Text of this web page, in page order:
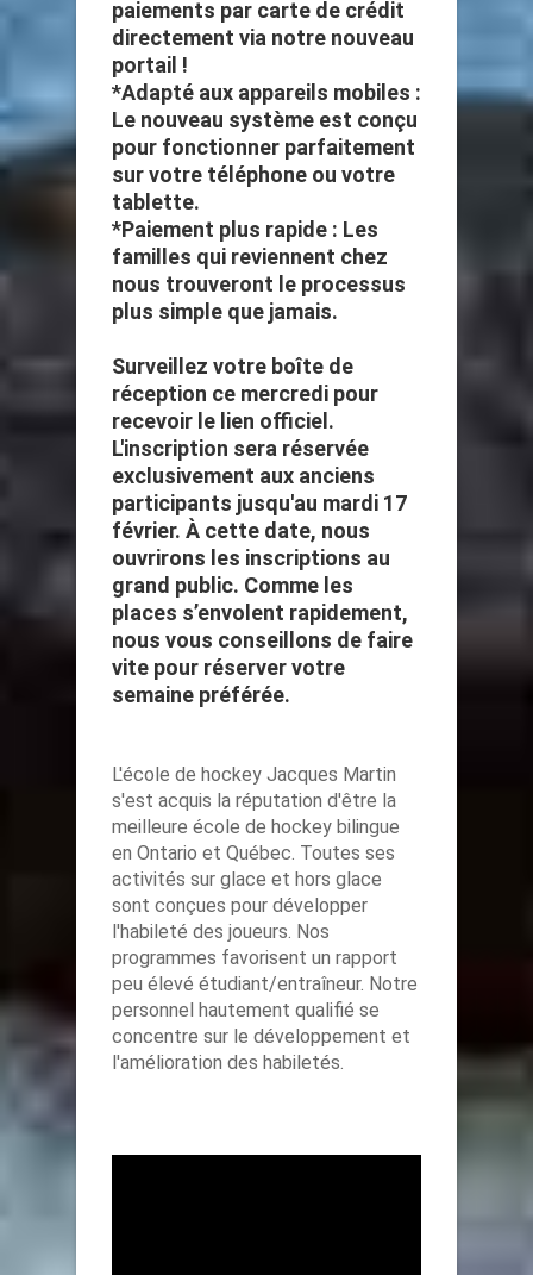
paiements par carte de crédit
directement via notre nouveau
portail !
*Adapté aux appareils mobiles :
Le nouveau système est conçu
pour fonctionner parfaitement
sur votre téléphone ou votre
tablette.
*Paiement plus rapide : Les
familles qui reviennent chez
nous trouveront le processus
plus simple que jamais.
Surveillez votre boîte de
réception ce mercredi pour
recevoir le lien officiel.
L'inscription sera réservée
exclusivement aux anciens
participants jusqu'au mardi 17
février. À cette date, nous
ouvrirons les inscriptions au
grand public. Comme les
places s’envolent rapidement,
nous vous conseillons de faire
vite pour réserver votre
semaine préférée.
L'école de hockey Jacques Martin
s'est acquis la réputation d'être la
meilleure école de hockey bilingue
en Ontario et Québec. Toutes ses
activités sur glace et hors glace
sont conçues pour développer
l'habileté des joueurs. Nos
programmes favorisent un rapport
peu élevé étudiant/entraîneur. Notre
personnel hautement qualifié se
concentre sur le développement et
l'amélioration des habiletés.